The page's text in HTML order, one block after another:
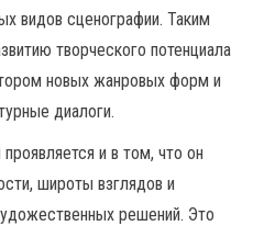
видов сценографии. Таким
творческого потенциала
новых жанровых форм и
диалоги.
и в том, что он
широты взглядов и
решений. Это